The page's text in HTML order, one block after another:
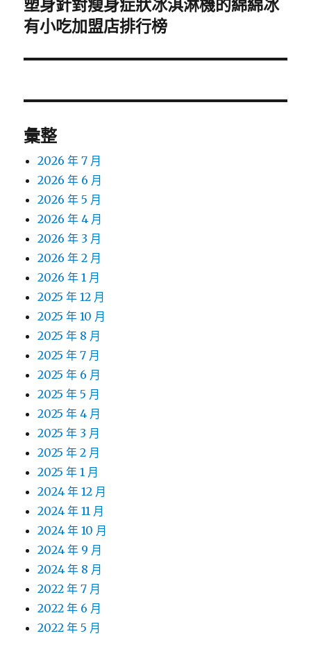
下
一
文
塑身針對瘦身症狀冰淇淋機的綿綿冰
有小吃加盟店排行榜
彙整
2026 年 7 月
2026 年 6 月
2026 年 5 月
2026 年 4 月
2026 年 3 月
2026 年 2 月
2026 年 1 月
2025 年 12 月
2025 年 10 月
2025 年 8 月
2025 年 7 月
2025 年 6 月
2025 年 5 月
2025 年 4 月
2025 年 3 月
2025 年 2 月
2025 年 1 月
2024 年 12 月
2024 年 11 月
2024 年 10 月
2024 年 9 月
2024 年 8 月
2022 年 7 月
2022 年 6 月
2022 年 5 月